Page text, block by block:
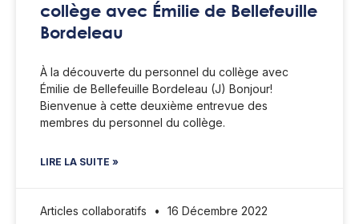
collège avec Émilie de Bellefeuille
Bordeleau
À la découverte du personnel du collège avec
Émilie de Bellefeuille Bordeleau (J) Bonjour!
Bienvenue à cette deuxième entrevue des
membres du personnel du collège.
LIRE LA SUITE »
Articles collaboratifs 16 Décembre 2022